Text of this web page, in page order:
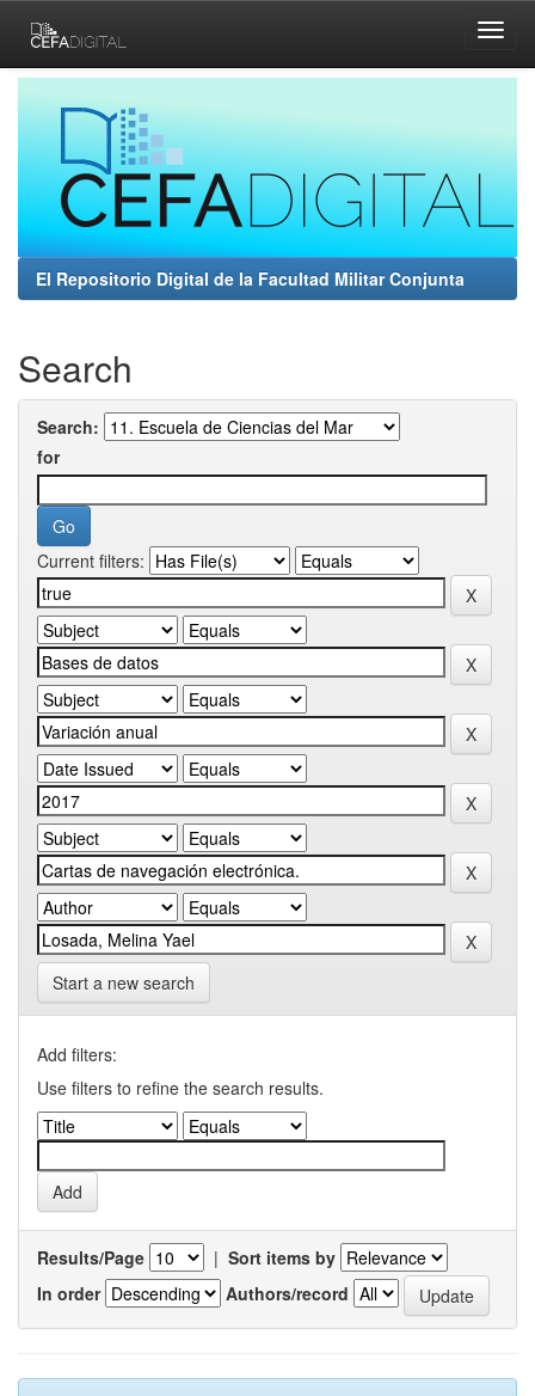
navigation
El Repositorio Digital de la Facultad Militar Conjunta
Search
Search:
for
Current filters:
Start a new search
Add filters:
Use filters to refine the search results.
Results/Page | Sort items by
In order
Authors/record